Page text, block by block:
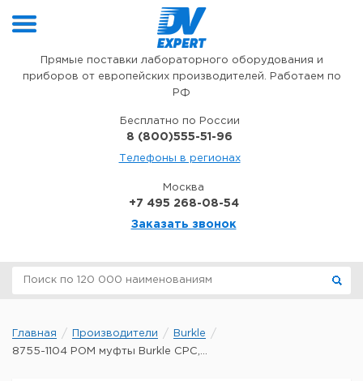
Прямые поставки лабораторного оборудования и
приборов от европейских производителей. Работаем по
РФ
Бесплатно по России
8 (800)555-51-96
Телефоны в регионах
Москва
+7 495 268-08-54
Заказать звонок
Главная Производители
Burkle
8755-1104 POM муфты Burkle CPC,...